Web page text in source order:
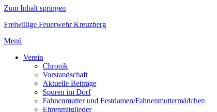
Zum Inhalt springen
Freiwillige Feuerwehr Kreuzberg
Menü
Verein
Chronik
Vorstandschaft
Aktuelle Beiträge
Spuren im Dorf
Fahnenmutter und Festdamen/Fahnenmuttermädchen
Ehrenmitglieder